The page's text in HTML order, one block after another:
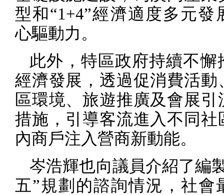
型和“1+4”經濟適度多元發
心驅動力。
此外，特區政府持續不懈
經濟發展，透過促消費活動
區環境、旅遊推廣及會展引
措施，引導客流進入不同社
內商戶注入營商新動能。
岑浩輝也向議員介紹了編
五”規劃的諮詢情況，社會